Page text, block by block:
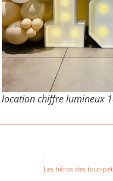
location chiffre lumineux